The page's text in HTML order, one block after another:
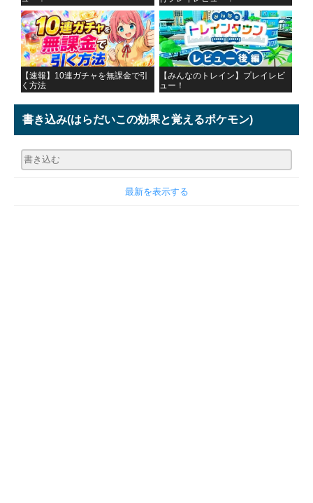
【速報】10連ガチャを無課金で引
く方法
【みんなのトレイン】プレイレビ
ュー！
書き込み(はらだいこの効果と覚えるポケモン)
最新を表示する